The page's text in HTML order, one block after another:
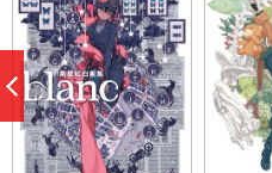
前
へ